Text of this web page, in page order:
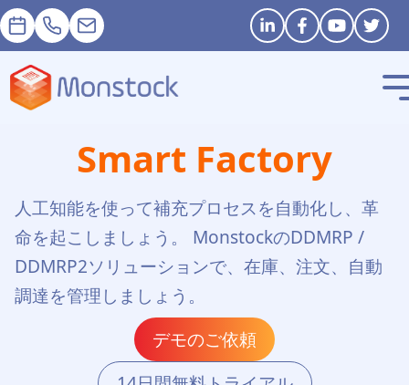
予約 +33 1 83 62 25 41
contact@monstock.net Stay in touch
Smart Factory
人工知能を使って補充プロセスを自動化し、革
命を起こしましょう。 MonstockのDDMRP /
DDMRP2ソリューションで、在庫、注文、自動
調達を管理しましょう。
デモのご依頼